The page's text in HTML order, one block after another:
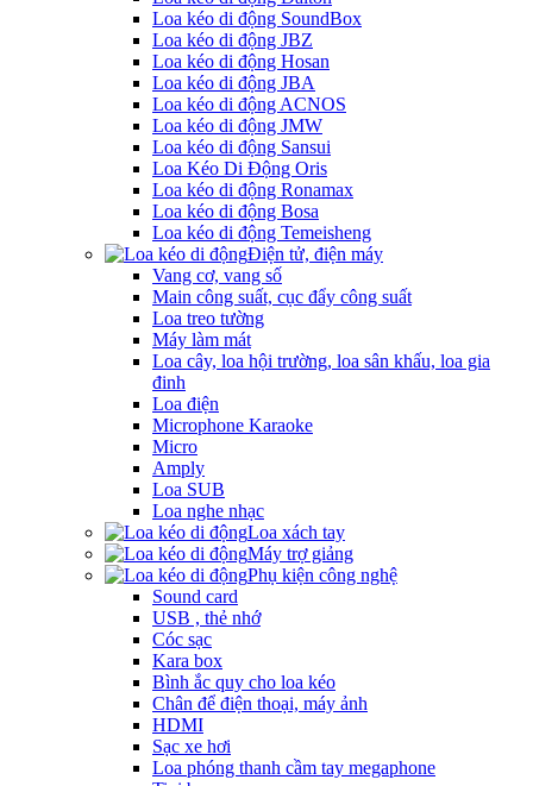
Loa kéo di động SoundBox
Loa kéo di động JBZ
Loa kéo di động Hosan
Loa kéo di động JBA
Loa kéo di động ACNOS
Loa kéo di động JMW
Loa kéo di động Sansui
Loa Kéo Di Động Oris
Loa kéo di động Ronamax
Loa kéo di động Bosa
Loa kéo di động Temeisheng
Điện tử, điện máy
Vang cơ, vang số
Main công suất, cục đẩy công suất
Loa treo tường
Máy làm mát
Loa cây, loa hội trường, loa sân khấu, loa gia
đinh
Loa điện
Microphone Karaoke
Micro
Amply
Loa SUB
Loa nghe nhạc
Loa xách tay
Máy trợ giảng
Phụ kiện công nghệ
Sound card
USB , thẻ nhớ
Cóc sạc
Kara box
Bình ắc quy cho loa kéo
Chân để điện thoại, máy ảnh
HDMI
Sạc xe hơi
Loa phóng thanh cầm tay megaphone